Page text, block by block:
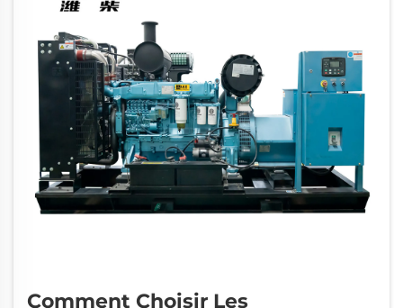
Comment Choisir Les